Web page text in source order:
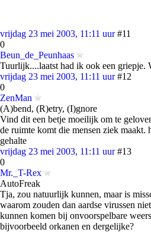
vrijdag 23 mei 2003, 11:11 uur #11
0
Beun_de_Peunhaas
Tuurlijk....laatst had ik ook een griepje.
vrijdag 23 mei 2003, 11:11 uur #12
0
ZenMan
(A)bend, (R)etry, (I)gnore
Vind dit een betje moeilijk om te
de ruimte komt die mensen ziek maakt.
gehalte
vrijdag 23 mei 2003, 11:11 uur #13
0
Mr._T-Rex
AutoFreak
Tja, zou natuurlijk kunnen, maar is
waarom zouden dan aardse virussen
kunnen komen bij onvoorspelbare
bijvoorbeeld orkanen en dergelijke?